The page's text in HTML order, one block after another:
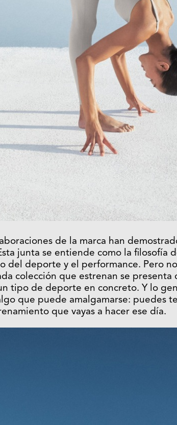
de la marca han
junta se entiende como la filosofía
del deporte y el performance. Pero
colección que estrenan se presenta
tipo de deporte en concreto. Y lo
que puede amalgamarse: puedes
que vayas a hacer ese día.